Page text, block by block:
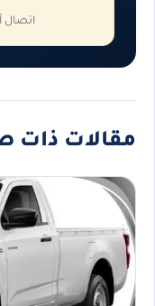
اتصال
مقالات ذات